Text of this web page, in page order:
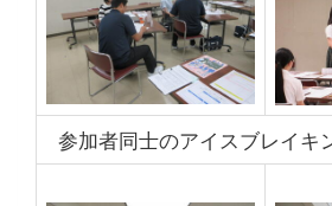
参加者同士のアイスブレイ